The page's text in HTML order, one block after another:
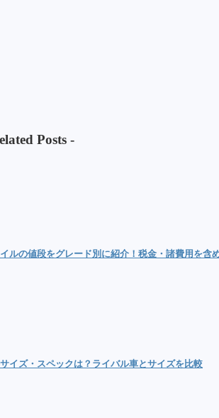
Posts -
ルの値段をグレード別に紹介！税金・諸費用を含
イズ・スペックは？ライバル車とサイズを比較